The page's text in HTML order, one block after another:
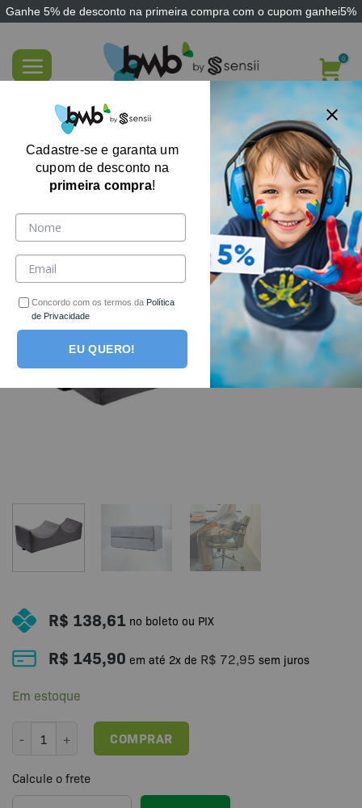
Ganhe 5% de desconto na primeira compra com o cupom ganhei5%
content
Almofada para Gluteoplastia
R$ 138,61 no boleto ou PIX
R$ 145,90 em até 2x de R$ 72,95 sem juros
Em estoque
Almofada para Gluteoplastia quantidade
COMPRAR
Calcule o frete
Cadastre-se e garanta um
cupom de desconto na
primeira compra!
Concordo com os termos da Política
de Privacidade
EU QUERO!